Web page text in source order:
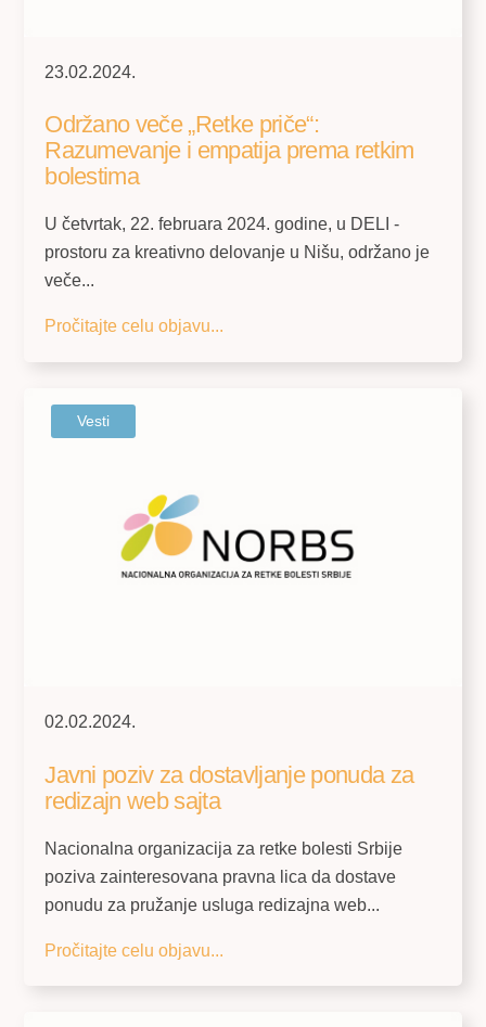
23.02.2024.
Održano veče „Retke priče“:
Razumevanje i empatija prema retkim
bolestima
U četvrtak, 22. februara 2024. godine, u DELI -
prostoru za kreativno delovanje u Nišu, održano je
veče...
Pročitajte celu objavu...
Vesti
02.02.2024.
Javni poziv za dostavljanje ponuda za
redizajn web sajta
Nacionalna organizacija za retke bolesti Srbije
poziva zainteresovana pravna lica da dostave
ponudu za pružanje usluga redizajna web...
Pročitajte celu objavu...